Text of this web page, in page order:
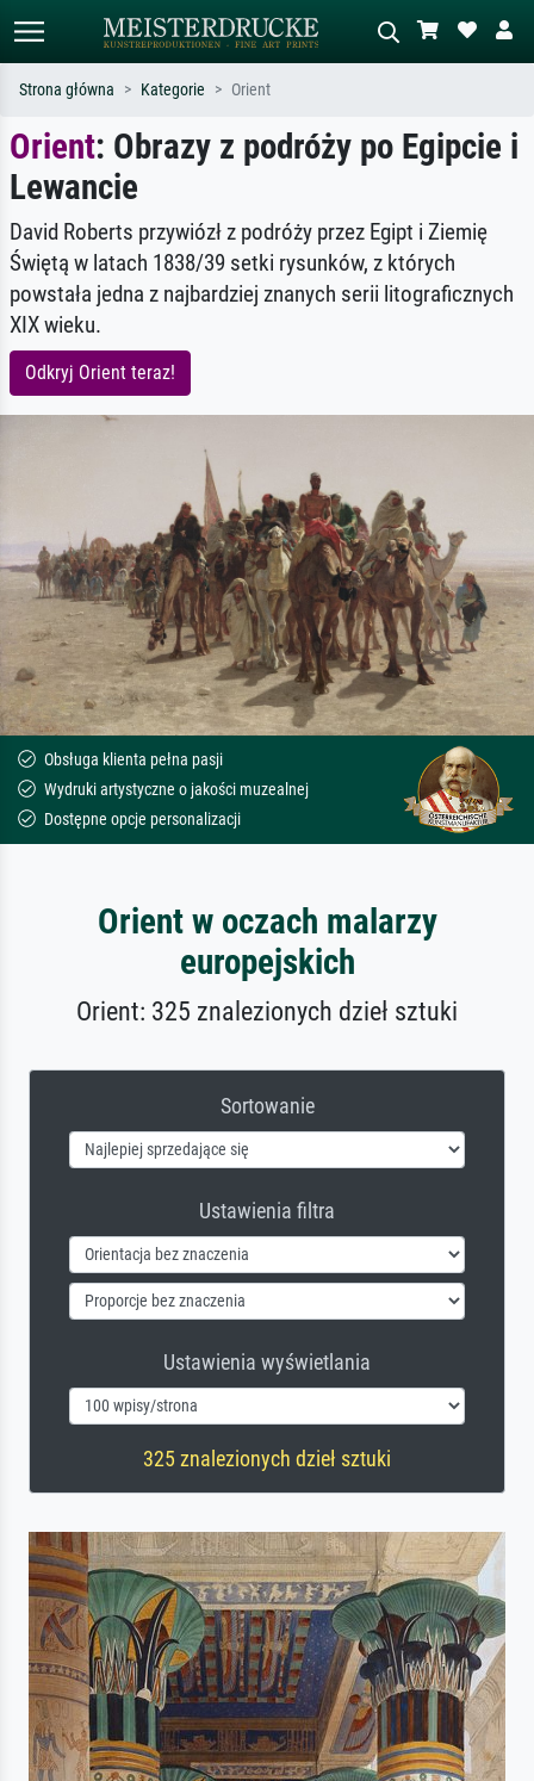
Wyszukiwanie standardowe Wyszukiwanie obrazów AI
Szukaj wg artysty, tytułu lub stylu – np.
Monet, Gwiaździsta noc,
impresjonizm, fala Hokusaia, akt.
stojący akt obok drzewa.
Strona główna Kategorie Orient
Orient: Obrazy z podróży po Egipcie i
Lewancie
David Roberts przywiózł z podróży przez Egipt i Ziemię
Świętą w latach 1838/39 setki rysunków, z których
powstała jedna z najbardziej znanych serii litograficznych
XIX wieku.
Odkryj Orient teraz!
Obsługa klienta pełna pasji
Wydruki artystyczne o jakości muzealnej
Dostępne opcje personalizacji
Orient w oczach malarzy
europejskich
Orient: 325 znalezionych dzieł sztuki
Sortowanie
Ustawienia filtra
Ustawienia wyświetlania
325 znalezionych dzieł sztuki